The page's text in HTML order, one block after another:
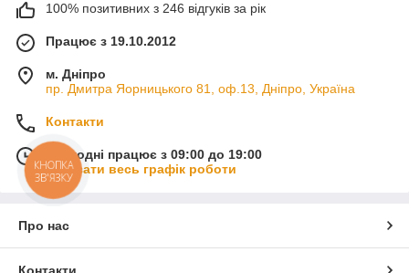
100% позитивних з 246 відгуків за рік
Працює з 19.10.2012
м. Дніпро
пр. Дмитра Яорницького 81, оф.13, Дніпро, Україна
Контакти
Сьогодні працює з 09:00 до 19:00
Показати весь графік роботи
Про нас
КНОПКА
ЗВ'ЯЗКУ